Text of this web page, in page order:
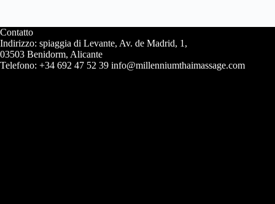
Contatto
Indirizzo: spiaggia di Levante, Av. de Madrid, 1,
03503 Benidorm, Alicante
Telefono: +34 692 47 52 39 info@millenniumthaimassage.com